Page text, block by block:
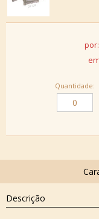
por:
Quantidade:
Descrição